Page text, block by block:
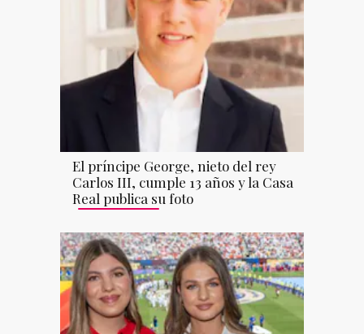
El príncipe George, nieto del rey
Carlos III, cumple 13 años y la Casa
Real publica su foto